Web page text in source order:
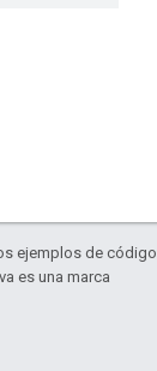
ejemplos de código
es una marca